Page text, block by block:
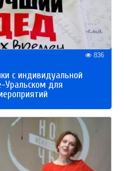
836
с индивидуальной
Уральском для